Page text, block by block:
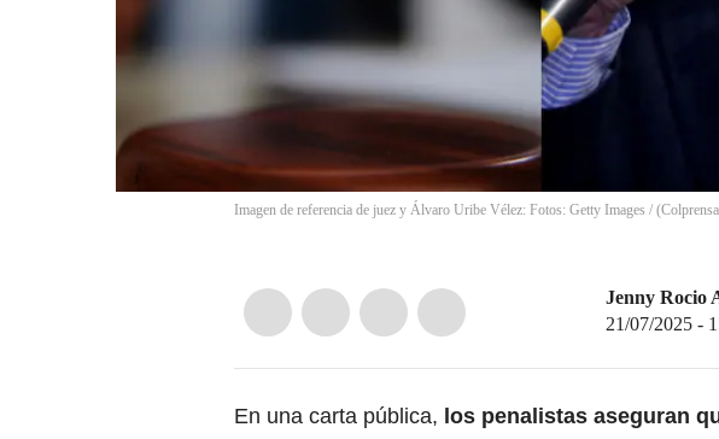
Imagen de referencia de juez y Álvaro Uribe Vélez: Fotos: Getty Images /
Jenny Rocio
21/07/2025 -
En una carta pública, los penalistas aseguran